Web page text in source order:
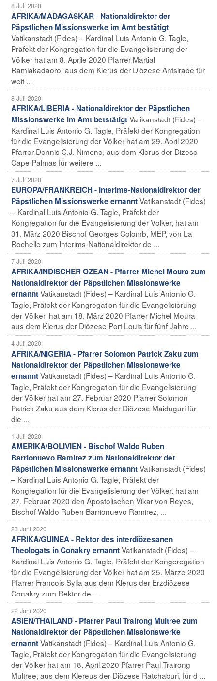
8 Juli 2020
AFRIKA/MADAGASKAR - Nationaldirektor der
Päpstlichen Missionswerke im Amt bestätigt
Vatikanstadt (Fides) – Kardinal Luis Antonio G. Tagle,
Präfekt der Kongregation für die Evangelisierung der
Völker hat am 8. Aprile 2020 Pfarrer Martial
Ramiakadaoro, aus dem Klerus der Diözese Antsirabé für
weit ...
8 Juli 2020
AFRIKA/LIBERIA - Nationaldirektor der Päpstlichen
Missionswerke im Amt betstätigtVatikanstadt (Fides) –
Kardinal Luis Antonio G. Tagle, Präfekt der Kongregation
für die Evangelisierung der Völker hat am 29. April 2020
Pfarrer Dennis C.J. Nimene, aus dem Klerus der Dizese
Cape Palmas für weitere ...
7 Juli 2020
EUROPA/FRANKREICH - Interims-Nationaldirektor der
Päpstlichen Missionswerke ernanntVatikanstadt (Fides)
– Kardinal Luis Antonio G. Tagle, Präfekt der
Kongregation für die Evangelisierung der Völker, hat am
31. März 2020 Bischof Georges Colomb, MEP, von La
Rochelle zum Interims-Nationaldirektor de ...
7 Juli 2020
AFRIKA/INDISCHER OZEAN - Pfarrer Michel Moura zum
Nationaldirektor der Päpstlichen Missionswerke
ernanntVatikanstadt (Fides) – Kardinal Luis Antonio G.
Tagle, Präfekt der Kongregation für die Evangelisierung
der Völker, hat am 18. März 2020 Pfarrer Michel Moura
aus dem Klerus der Diözese Port Louis für fünf Jahre ...
4 Juli 2020
AFRIKA/NIGERIA - Pfarrer Solomon Patrick Zaku zum
Nationaldirektor der Päpstlichen Missionswerke
ernanntVatikanstadt (Fides) – Kardinal Luis Antonio G.
Tagle, Präfekt der Kongregation für die Evangelisierung
der Völker hat am 27. Februar 2020 Pfarrer Solomon
Patrick Zaku aus dem Klerus der Diözese Maiduguri für
die ...
1 Juli 2020
AMERIKA/BOLIVIEN - Bischof Waldo Ruben
Barrionuevo Ramirez zum Nationaldirektor der
Päpstlichen Missionswerke ernanntVatikanstadt (Fides)
– Kardinal Luis Antonio G. Tagle, Präfekt der
Kongregation für die Evangelisierung der Völker, hat am
27. Februar 2020 den Apostolischen Vikar von Reyes,
Bischof Waldo Ruben Barrionuevo Ramirez, ...
23 Juni 2020
AFRIKA/GUINEA - Rektor des interdiözesanen
Theologats in Conakry ernanntVatikanstadt (Fides) –
Kardinal Luis Antonio G. Tagle, Präfekt der Kongeregation
für die Evangelisierung der Völker hat am 25. Märze 2020
Pfarrer Francois Sylla aus dem Klerus der Erzdiözese
Conakry zum Rektor de ...
22 Juni 2020
ASIEN/THAILAND - Pfarrer Paul Trairong Multree zum
Nationaldirektor der Päpstlichen Missionswerke
ernanntVatikanstadt (Fides) – Kardinal Luis Antonio G.
Tagle, Präfekt der Kongregation für die Evangelisierung
der Völker hat am 18. April 2020 Pfarrer Paul Trairong
Multree, aus dem Klereus der Diözese Ratchaburi, für d ...